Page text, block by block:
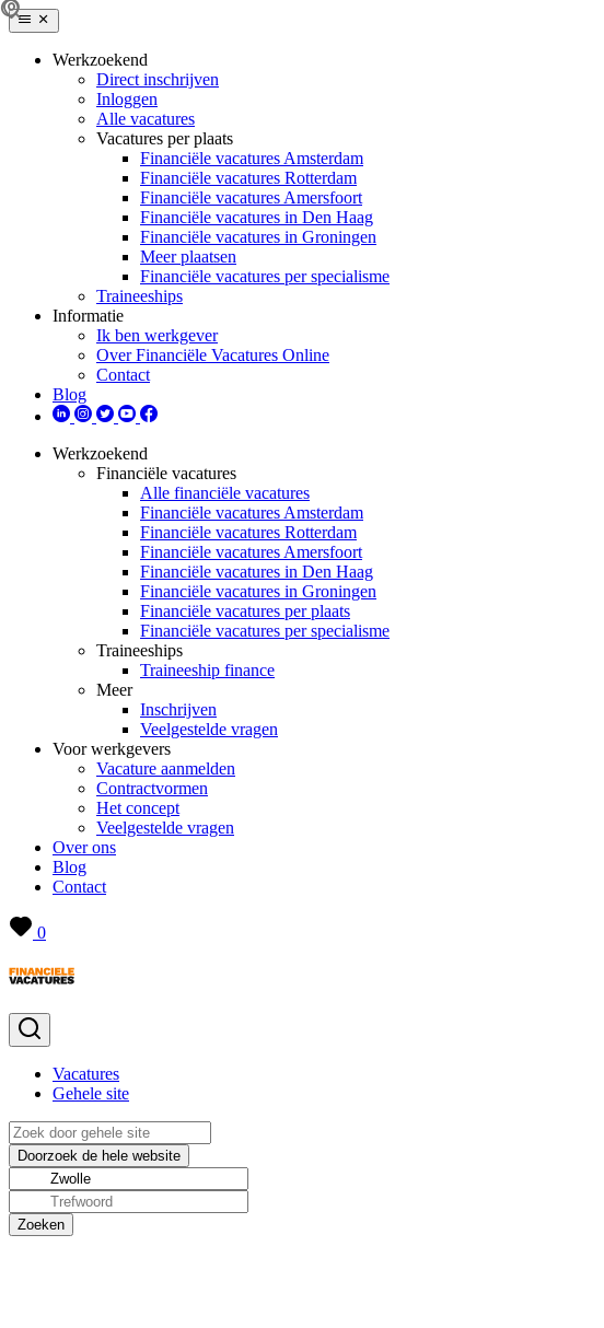
Werkzoekend
Direct inschrijven
Inloggen
Alle vacatures
Vacatures per plaats
Financiële vacatures Amsterdam
Financiële vacatures Rotterdam
Financiële vacatures Amersfoort
Financiële vacatures in Den Haag
Financiële vacatures in Groningen
Meer plaatsen
Financiële vacatures per specialisme
Traineeships
Informatie
Ik ben werkgever
Over Financiële Vacatures Online
Contact
Blog
Werkzoekend
Financiële vacatures
Alle financiële vacatures
Financiële vacatures Amsterdam
Financiële vacatures Rotterdam
Financiële vacatures Amersfoort
Financiële vacatures in Den Haag
Financiële vacatures in Groningen
Financiële vacatures per plaats
Financiële vacatures per specialisme
Traineeships
Traineeship finance
Meer
Inschrijven
Veelgestelde vragen
Voor werkgevers
Vacature aanmelden
Contractvormen
Het concept
Veelgestelde vragen
Over ons
Blog
Contact
0
Vacatures
Gehele site